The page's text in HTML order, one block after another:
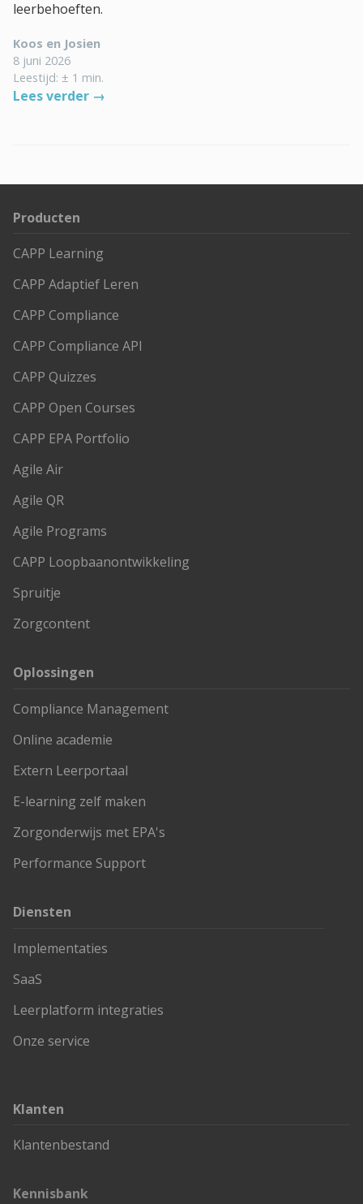
leerbehoeften.
Koos en Josien
8 juni 2026
Leestijd: ± 1 min.
Lees verder →
Producten
CAPP Learning
CAPP Adaptief Leren
CAPP Compliance
CAPP Compliance API
CAPP Quizzes
CAPP Open Courses
CAPP EPA Portfolio
Agile Air
Agile QR
Agile Programs
CAPP Loopbaanontwikkeling
Spruitje
Zorgcontent
Oplossingen
Compliance Management
Online academie
Extern Leerportaal
E-learning zelf maken
Zorgonderwijs met EPA's
Performance Support
Diensten
Implementaties
SaaS
Leerplatform integraties
Onze service
Klanten
Klantenbestand
Kennisbank